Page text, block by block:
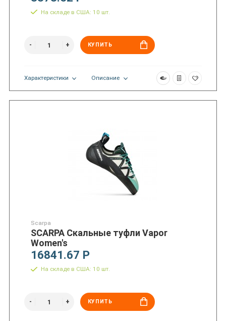
На складе в США: 10 шт.
КУПИТЬ
Характеристики Описание
Scarpa
SCARPA Скальные туфли Vapor
Women's
16841.67 Р
На складе в США: 10 шт.
КУПИТЬ